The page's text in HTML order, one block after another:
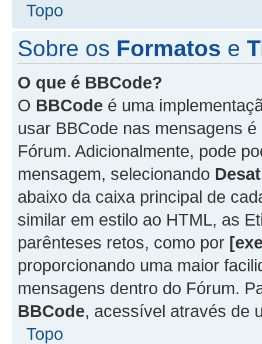
Topo
Sobre os Formatos e
O que é BBCode?
O BBCode é uma
usar BBCode nas mensagens
Fórum. Adicionalmente, pode
mensagem, selecionando
abaixo da caixa principal de
similar em estilo ao HTML, as
parênteses retos, como por
proporcionando uma maior
mensagens dentro do Fórum.
BBCode, acessível através de
Topo